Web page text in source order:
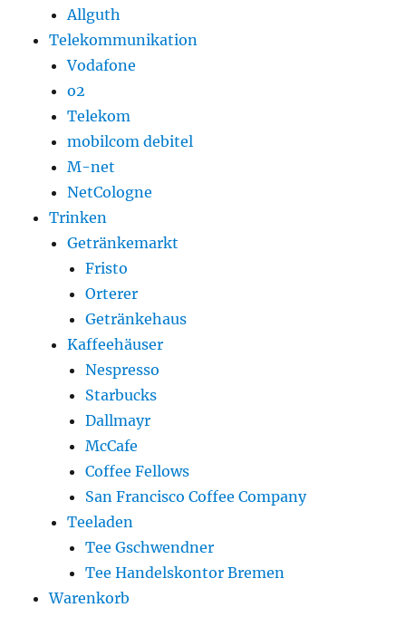
Allguth
Telekommunikation
Vodafone
o2
Telekom
mobilcom debitel
M-net
NetCologne
Trinken
Getränkemarkt
Fristo
Orterer
Getränkehaus
Kaffeehäuser
Nespresso
Starbucks
Dallmayr
McCafe
Coffee Fellows
San Francisco Coffee Company
Teeladen
Tee Gschwendner
Tee Handelskontor Bremen
Warenkorb